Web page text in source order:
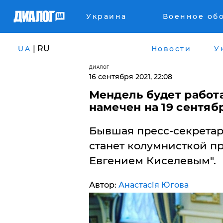
Украина Военное
UA | RU Новости
ДИАЛОГ
16 сентября 2021, 22:08
Мендель будет
намечен на 19
Бывшая пресс-
станет колумнисткой
Евгением Киселевым".
Автор: Анастасія Югова